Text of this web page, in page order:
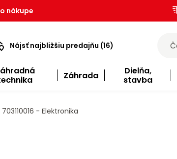
nákupe
Nájsť najbližšiu predajňu (16)
Záhrada
Dielňa,
stavba
703110016 - Elektronika